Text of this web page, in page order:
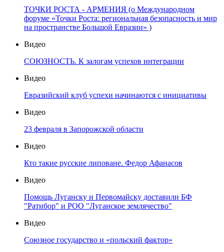
ТОЧКИ РОСТА - АРМЕНИЯ (о Международном
форуме «Точки Роста: региональная безопасность и мир
на пространстве Большой Евразии» )
Видео
СОЮЗНОСТЬ. К залогам успехов интеграции
Видео
Евразийский клуб успехи начинаются с инициативы
Видео
23 февраля в Запорожской области
Видео
Кто такие русские липоване. Федор Афанасов
Видео
Помощь Луганску и Первомайску доставили БФ
"Ратибор" и РОО "Луганское землячество"
Видео
Союзное государство и «польский фактор»